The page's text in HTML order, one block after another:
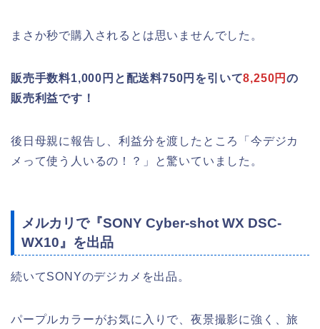
まさか秒で購入されるとは思いませんでした。
販売手数料1,000円と配送料750円を引いて8,250円の
販売利益です！
後日母親に報告し、利益分を渡したところ「今デジカ
メって使う人いるの！？」と驚いていました。
メルカリで『SONY Cyber-shot WX DSC-
WX10』を出品
続いてSONYのデジカメを出品。
パープルカラーがお気に入りで、夜景撮影に強く、旅